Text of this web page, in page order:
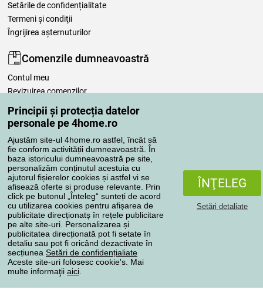
Principii și protecția datelor
personale pe 4home.ro
Ajustăm site-ul 4home.ro astfel, încât să
fie conform activității dumneavoastră. În
baza istoricului dumneavoastră pe site,
personalizăm conținutul acestuia cu
ajutorul fișierelor cookies și astfel vi se
afisează oferte si produse relevante. Prin
click pe butonul „Înteleg“ sunteți de acord
cu utilizarea cookies pentru afișarea de
publicitate direcționatș în rețele publicitare
pe alte site-uri. Personalizarea și
publicitatea direcționată pot fi setate în
detaliu sau pot fi oricând dezactivate în
secțiunea Setări de confidențialiate
Aceste site-uri folosesc cookie's. Mai
multe informaţii aici
ÎNŢELEG
Setări detaliate
Setările de confidențialitate
Termeni şi condiţii
Îngrijirea așternuturilor
Comenzile dumneavoastră
Contul meu
Revizuirea comenzilor
Reclamaţii
Retragere de la contract
Regulile de procesare a recenziilor
Metode de transport
Metode de plată
Magazin de încredere